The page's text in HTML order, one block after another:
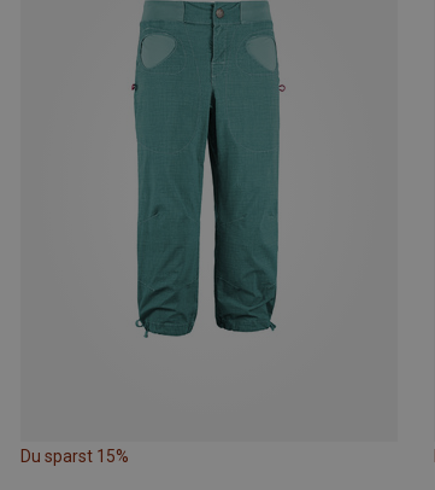
Du sparst 15%